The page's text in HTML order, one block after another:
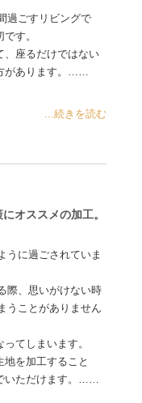
過ごすリビングで
す。
、座るだけではない
があります。……
...続きを読む
オススメの加工。
うに過ごされていま
際、思いがけない時
うことがありません
てしまいます。
を加工すること
いただけます。……